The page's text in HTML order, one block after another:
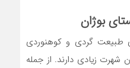
بوژان
طبیعت گردی و کوهنوردی
زیادی دارند. از جمله